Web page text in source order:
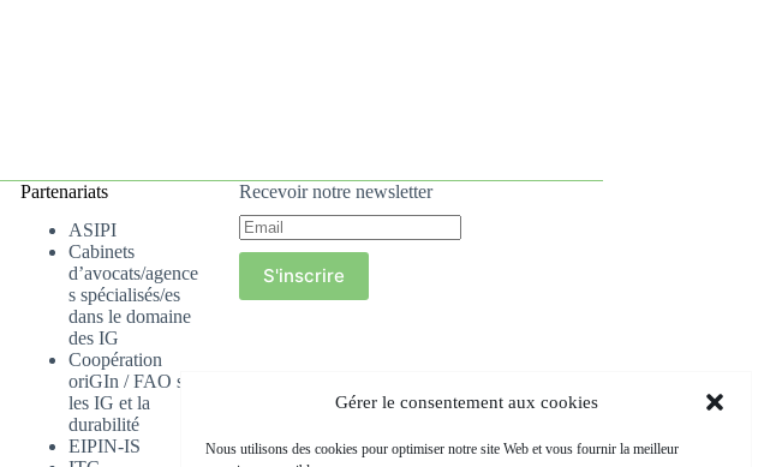
Gérer le consentement aux cookies
Nous utilisons des cookies pour optimiser notre site Web et vous fournir la meilleur
Partenariats
ASIPI
Cabinets
d’avocats/agence
s spécialisés/es
dans le domaine
des IG
Coopération
oriGIn / FAO sur
les IG et la
durabilité
EIPIN-IS
Recevoir notre newsletter
S'inscrire